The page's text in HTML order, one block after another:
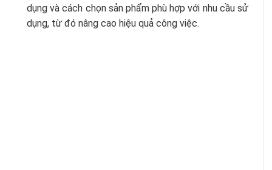
dụng và cách chọn sản phẩm phù hợp với nhu cầu sử
dụng, từ đó nâng cao hiệu quả công việc.